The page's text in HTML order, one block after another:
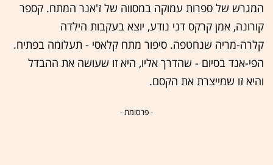
המגרש של ספרות עמוקה במסווה של ז'אנר המתח. קספר
קורונה, אמן קרקס דני נודע, יוצא בעקבות הילדה
קלרה-מריה שנחטפה. סיפור מתח קלאסי - תעלומה בפתיח.
הפי-אנד בסיום - שהדרך אליו, היא זו שעושה את ההבדל
והיא זו שמייצרת את הקסם.
- פרסומת -